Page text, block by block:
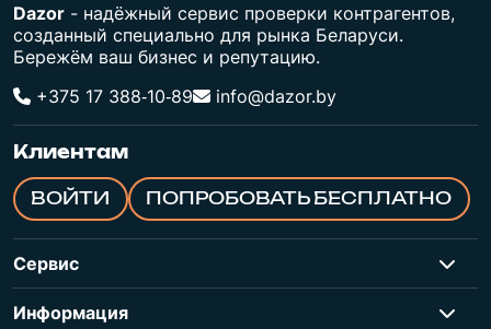
Dazor - надёжный сервис проверки контрагентов,
созданный специально для рынка Беларуси.
Бережём ваш бизнес и репутацию.
+375 17 388‑10‑89
info@dazor.by
Клиентам
ВОЙТИ ПОПРОБОВАТЬ БЕСПЛАТНО
Сервис
Информация